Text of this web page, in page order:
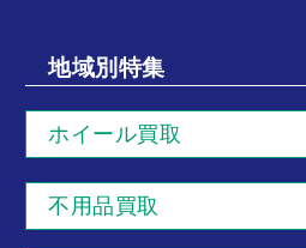
地域別特集
ホイール買取
不用品買取